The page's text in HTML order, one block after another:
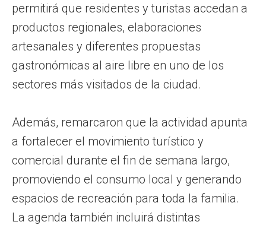
permitirá que residentes y turistas accedan a
productos regionales, elaboraciones
artesanales y diferentes propuestas
gastronómicas al aire libre en uno de los
sectores más visitados de la ciudad.
Además, remarcaron que la actividad apunta
a fortalecer el movimiento turístico y
comercial durante el fin de semana largo,
promoviendo el consumo local y generando
espacios de recreación para toda la familia.
La agenda también incluirá distintas